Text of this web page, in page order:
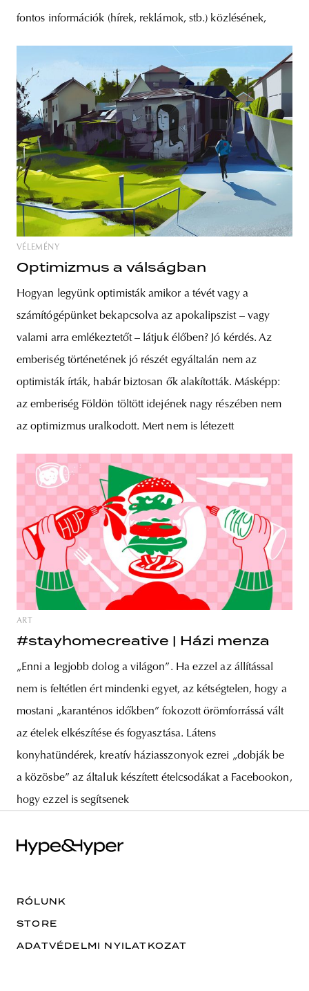
fontos információk (hírek, reklámok, stb.) közlésének,
VÉLEMÉNY
Optimizmus a válságban
Hogyan legyünk optimisták amikor a tévét vagy a
számítógépünket bekapcsolva az apokalipszist – vagy
valami arra emlékeztetőt – látjuk élőben? Jó kérdés. Az
emberiség történetének jó részét egyáltalán nem az
optimisták írták, habár biztosan ők alakították. Másképp:
az emberiség Földön töltött idejének nagy részében nem
az optimizmus uralkodott. Mert nem is létezett
ART
#stayhomecreative | Házi menza
„Enni a legjobb dolog a világon”. Ha ezzel az állítással
nem is feltétlen ért mindenki egyet, az kétségtelen, hogy a
mostani „karanténos időkben” fokozott örömforrássá vált
az ételek elkészítése és fogyasztása. Látens
konyhatündérek, kreatív háziasszonyok ezrei „dobják be
a közösbe” az általuk készített ételcsodákat a Facebookon,
hogy ezzel is segítsenek
RÓLUNK
STORE
ADATVÉDELMI NYILATKOZAT